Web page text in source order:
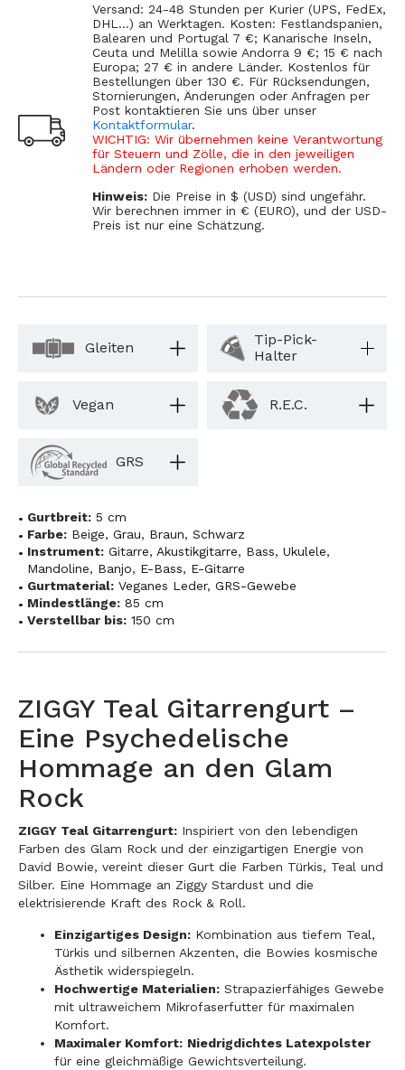
Versand: 24-48 Stunden per Kurier (UPS, FedEx,
DHL...) an Werktagen. Kosten: Festlandspanien,
Balearen und Portugal 7 €; Kanarische Inseln,
Ceuta und Melilla sowie Andorra 9 €; 15 € nach
Europa; 27 € in andere Länder. Kostenlos für
Bestellungen über 130 €. Für Rücksendungen,
Stornierungen, Änderungen oder Anfragen per
Post kontaktieren Sie uns über unser
Kontaktformular.
WICHTIG: Wir übernehmen keine Verantwortung
für Steuern und Zölle, die in den jeweiligen
Ländern oder Regionen erhoben werden.
Hinweis: Die Preise in $ (USD) sind ungefähr.
Wir berechnen immer in € (EURO), und der USD-
Preis ist nur eine Schätzung.
Gleiten
Tip-Pick-
Halter
Vegan R.E.C.
GRS
Gurtbreit: 5 cm
Farbe: Beige, Grau, Braun, Schwarz
Instrument: Gitarre, Akustikgitarre, Bass, Ukulele,
Mandoline, Banjo, E-Bass, E-Gitarre
Gurtmaterial: Veganes Leder, GRS-Gewebe
Mindestlänge: 85 cm
Verstellbar bis: 150 cm
ZIGGY Teal Gitarrengurt –
Eine Psychedelische
Hommage an den Glam
Rock
ZIGGY Teal Gitarrengurt: Inspiriert von den lebendigen
Farben des Glam Rock und der einzigartigen Energie von
David Bowie, vereint dieser Gurt die Farben Türkis, Teal und
Silber. Eine Hommage an Ziggy Stardust und die
elektrisierende Kraft des Rock & Roll.
Einzigartiges Design: Kombination aus tiefem Teal,
Türkis und silbernen Akzenten, die Bowies kosmische
Ästhetik widerspiegeln.
Hochwertige Materialien: Strapazierfähiges Gewebe
mit ultraweichem Mikrofaserfutter für maximalen
Komfort.
Maximaler Komfort: Niedrigdichtes Latexpolster
für eine gleichmäßige Gewichtsverteilung.